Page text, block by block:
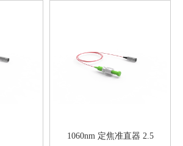
1060nm 定焦准直器 2.5